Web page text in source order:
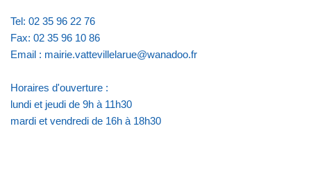
Tel: 02 35 96 22 76
Fax: 02 35 96 10 86
Email : mairie.vattevillelarue@wanadoo.fr
Horaires d'ouverture :
lundi et jeudi de 9h à 11h30
mardi et vendredi de 16h à 18h30